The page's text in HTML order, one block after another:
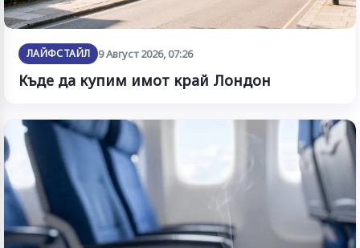
ЛАЙФСТАЙЛ 9 Август 2026, 07:26
Къде да купим имот край Лондон